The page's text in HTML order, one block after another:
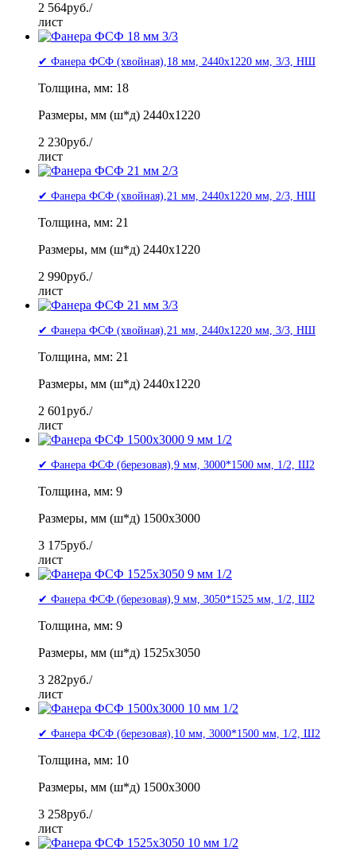
2 564руб./
лист
✔ Фанера ФСФ (хвойная),18 мм, 2440x1220 мм, 3/3, НШ
Толщина, мм: 18
Размеры, мм (ш*д) 2440x1220
2 230руб./
лист
✔ Фанера ФСФ (хвойная),21 мм, 2440x1220 мм, 2/3, НШ
Толщина, мм: 21
Размеры, мм (ш*д) 2440x1220
2 990руб./
лист
✔ Фанера ФСФ (хвойная),21 мм, 2440x1220 мм, 3/3, НШ
Толщина, мм: 21
Размеры, мм (ш*д) 2440x1220
2 601руб./
лист
✔ Фанера ФСФ (березовая),9 мм, 3000*1500 мм, 1/2, Ш2
Толщина, мм: 9
Размеры, мм (ш*д) 1500x3000
3 175руб./
лист
✔ Фанера ФСФ (березовая),9 мм, 3050*1525 мм, 1/2, Ш2
Толщина, мм: 9
Размеры, мм (ш*д) 1525x3050
3 282руб./
лист
✔ Фанера ФСФ (березовая),10 мм, 3000*1500 мм, 1/2, Ш2
Толщина, мм: 10
Размеры, мм (ш*д) 1500x3000
3 258руб./
лист